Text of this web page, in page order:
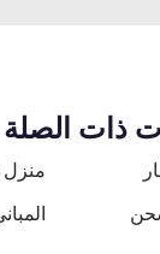
ذات الصلة
منزل